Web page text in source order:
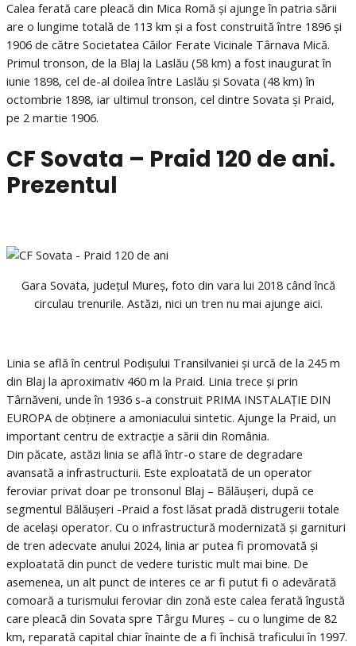
Calea ferată care pleacă din Mica Romă și ajunge în patria sării
are o lungime totală de 113 km și a fost construită între 1896 și
1906 de către Societatea Căilor Ferate Vicinale Târnava Mică.
Primul tronson, de la Blaj la Laslău (58 km) a fost inaugurat în
iunie 1898, cel de-al doilea între Laslău și Sovata (48 km) în
octombrie 1898, iar ultimul tronson, cel dintre Sovata și Praid,
pe 2 martie 1906.
CF Sovata – Praid 120 de ani.
Prezentul
Gara Sovata, județul Mureș, foto din vara lui 2018 când încă
circulau trenurile. Astăzi, nici un tren nu mai ajunge aici.
Linia se află în centrul Podișului Transilvaniei și urcă de la 245 m
din Blaj la aproximativ 460 m la Praid. Linia trece și prin
Târnăveni, unde în 1936 s-a construit PRIMA INSTALAȚIE DIN
EUROPA de obținere a amoniacului sintetic. Ajunge la Praid, un
important centru de extracție a sării din România.
Din păcate, astăzi linia se află într-o stare de degradare
avansată a infrastructurii. Este exploatată de un operator
feroviar privat doar pe tronsonul Blaj – Bălăușeri, după ce
segmentul Bălăușeri -Praid a fost lăsat pradă distrugerii totale
de același operator. Cu o infrastructură modernizată și garnituri
de tren adecvate anului 2024, linia ar putea fi promovată și
exploatată din punct de vedere turistic mult mai bine. De
asemenea, un alt punct de interes ce ar fi putut fi o adevărată
comoară a turismului feroviar din zonă este calea ferată îngustă
care pleacă din Sovata spre Târgu Mureș – cu o lungime de 82
km, reparată capital chiar înainte de a fi închisă traficului în 1997.